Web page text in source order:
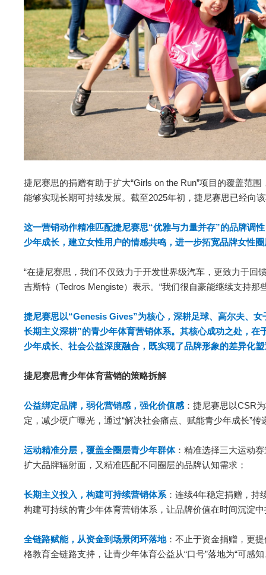
捷尼赛思的捐赠有助于扩大“Girls on the Run”项目的覆盖范
能够实现长期可持续发展。截至2025年初，捷尼赛思已经向
这一营销动作精准匹配捷尼赛思“优雅与力量并存”的品牌调
少年成长，建立女性用户的情感共鸣，进一步拓宽品牌女性
“在捷尼赛思，我们不仅致力于开发世界级汽车，更致力于回
吉斯特（Tedros Mengiste）表示。“我们很自豪能继续支持那
捷尼赛思以“Genesis Gives”为核心，深耕足球、高尔夫、
长期主义深耕”的青少年体育营销体系。其核心成功之处，
少年成长、社会公益深度融合，既实现了品牌形象的差异化
捷尼赛思青少年体育营销的策略拆解
公益绑定品牌，弱化营销感，强化价值感 ：捷尼赛思以CSR
定，减少硬广曝光，通过“解决社会痛点、赋能青少年成长”
运动精准分层，覆盖全圈层青少年群体：精准选择三大运动
扩大品牌辐射面，又精准匹配不同圈层的品牌认知需求；
长期主义投入，构建可持续营销体系 ：连续4年稳定捐赠，
构建可持续的青少年体育营销体系，让品牌价值在时间沉淀
全链路赋能，从资金到场景闭环落地：不止于资金捐赠，更
格教育全链路支持，让青少年体育公益从“口号”落地为“可感